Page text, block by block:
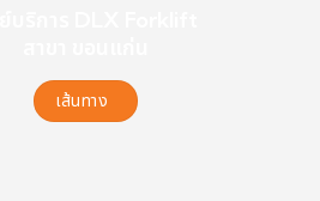
เส้นทาง